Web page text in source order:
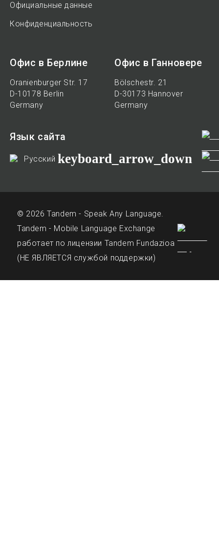
Официальные данные
Конфиденциальность
Офис в Берлине
Oranienburger Str. 17
D-10178 Berlin
Germany
Офис в Ганновере
Bölschestr. 21
D-30173 Hannover
Germany
Язык сайта
Русский keyboard_arrow_down
© 2026 Tandem - Speak Any Language.
Tandem - Mobile Language Exchange
работает по лицензии Tandem Fundazioa
(НЕ ЯВЛЯЕТСЯ службой поддержки)